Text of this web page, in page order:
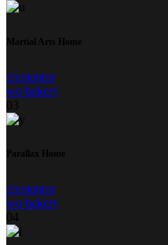
Martial Arts Home
elementor
wp bakery
03
Parallax Home
elementor
wp bakery
04